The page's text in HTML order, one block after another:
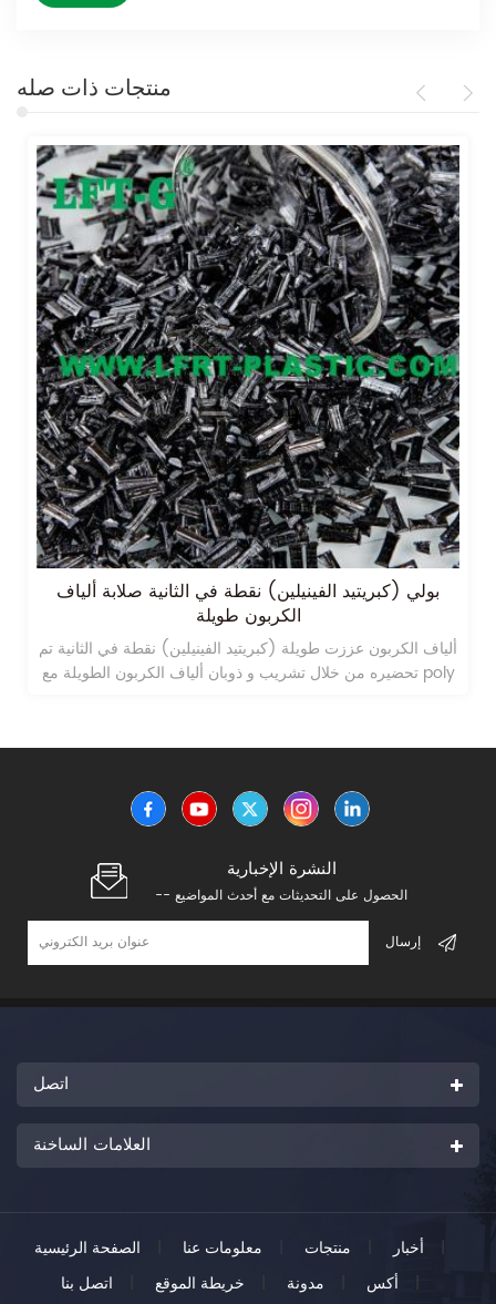
منتجات ذات صله
بولي (كبريتيد الفينيلين) نقطة في الثانية صلابة ألياف
الكربون طويلة
ألياف الكربون عززت طويلة (كبريتيد الفينيلين) نقطة في الثانية تم
تحضيره من خلال تشريب و ذوبان ألياف الكربون الطويلة مع poly
النشرة الإخبارية
-- الحصول على التحديثات مع أحدث المواضيع
اتصل
العلامات الساخنة
الصفحة الرئيسية معلومات عنا منتجات أخبار
|
اتصل بنا
خريطة الموقع مدونة أكس